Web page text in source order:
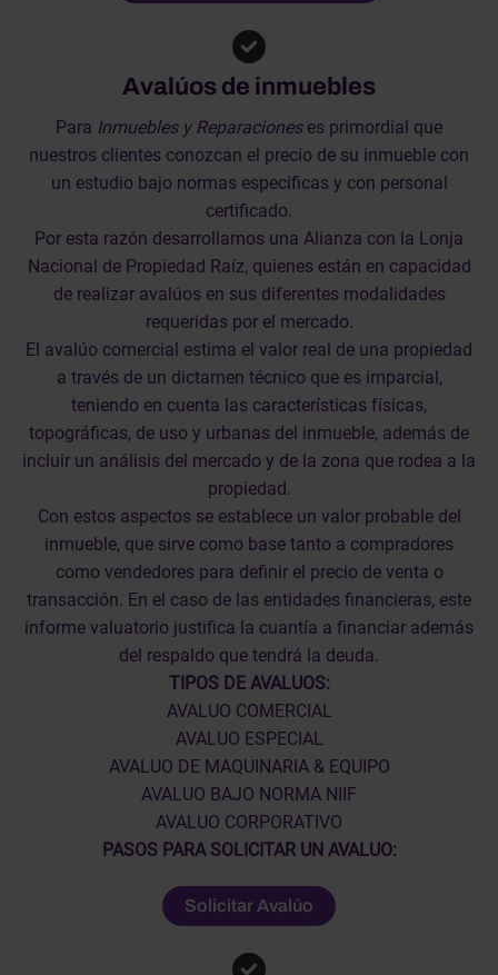
Avalúos de inmuebles
Para Inmuebles y Reparacioneses primordial que
nuestros clientes conozcan el precio de su inmueble con
un estudio bajo normas especificas y con personal
certificado.
Por esta razón desarrollamos una Alianza con la Lonja
Nacional de Propiedad Raíz, quienes están en capacidad
de realizar avalúos en sus diferentes modalidades
requeridas por el mercado.
El avalúo comercial estima el valor real de una propiedad
a través de un dictamen técnico que es imparcial,
teniendo en cuenta las características físicas,
topográficas, de uso y urbanas del inmueble, además de
incluir un análisis del mercado y de la zona que rodea a la
propiedad.
Con estos aspectos se establece un valor probable del
inmueble, que sirve como base tanto a compradores
como vendedores para definir el precio de venta o
transacción. En el caso de las entidades financieras, este
informe valuatorio justifica la cuantía a financiar además
del respaldo que tendrá la deuda.
TIPOS DE AVALUOS:
AVALUO COMERCIAL
AVALUO ESPECIAL
AVALUO DE MAQUINARIA & EQUIPO
AVALUO BAJO NORMA NIIF
AVALUO CORPORATIVO
PASOS PARA SOLICITAR UN AVALUO:
Solicitar Avalúo